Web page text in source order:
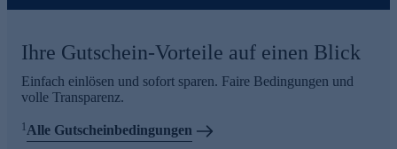
Ihre Gutschein-Vorteile auf einen Blick
Einfach einlösen und sofort sparen. Faire Bedingungen und
volle Transparenz.
1Alle Gutscheinbedingungen